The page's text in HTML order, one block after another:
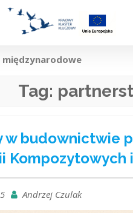
Tag:
w budownictwie
Kompozytowych
Andrzej Czulak